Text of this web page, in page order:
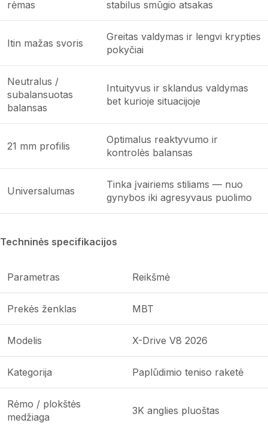
rėmas stabilus smūgio atsakas
Itin mažas svoris
Greitas valdymas ir lengvi krypties
pokyčiai
Neutralus /
subalansuotas
balansas
Intuityvus ir sklandus valdymas
bet kurioje situacijoje
21 mm profilis
Optimalus reaktyvumo ir
kontrolės balansas
Universalumas
Tinka įvairiems stiliams — nuo
gynybos iki agresyvaus puolimo
Techninės specifikacijos
Parametras Reikšmė
Prekės ženklas MBT
Modelis X-Drive V8 2026
Kategorija Paplūdimio teniso raketė
Rėmo / plokštės
medžiaga
3K anglies pluoštas